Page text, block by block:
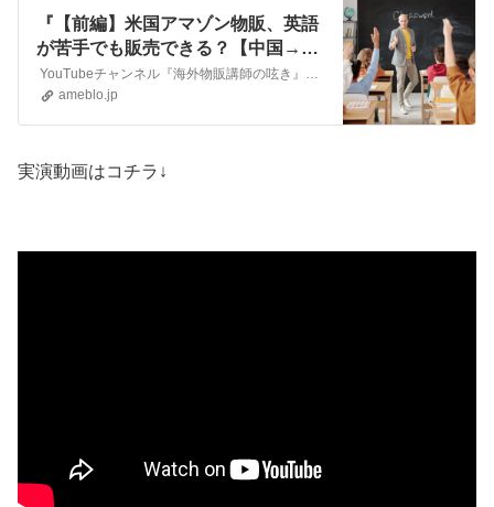
『【前編】米国アマゾン物販、英語
が苦手でも販売できる？【中国→ア
メリカ】』
YouTubeチャンネル『海外物販講師の呟き』無料5日間講座はコチラhttps://www.kaigaibuppan.com/ こんにちは！物販講師の黒澤と…
ameblo.jp
実演動画はコチラ↓